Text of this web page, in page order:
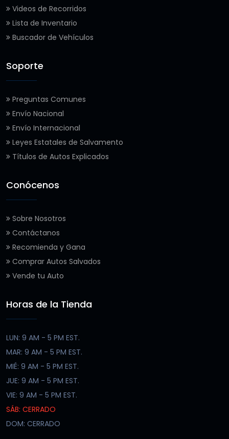
Videos de Recorridos
Lista de Inventario
Buscador de Vehículos
Soporte
Preguntas Comunes
Envío Nacional
Envío Internacional
Leyes Estatales de Salvamento
Títulos de Autos Explicados
Conócenos
Sobre Nosotros
Contáctanos
Recomienda y Gana
Comprar Autos Salvados
Vende tu Auto
Horas de la Tienda
LUN: 9 AM - 5 PM EST.
MAR: 9 AM - 5 PM EST.
MIÉ: 9 AM - 5 PM EST.
JUE: 9 AM - 5 PM EST.
VIE: 9 AM - 5 PM EST.
SÁB: CERRADO
DOM: CERRADO